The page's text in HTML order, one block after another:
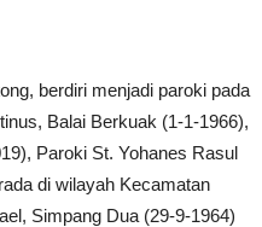
berdiri menjadi paroki pada
Balai Berkuak (1-1-1966),
Paroki St. Yohanes Rasul
di wilayah Kecamatan
Simpang Dua (29-9-1964)